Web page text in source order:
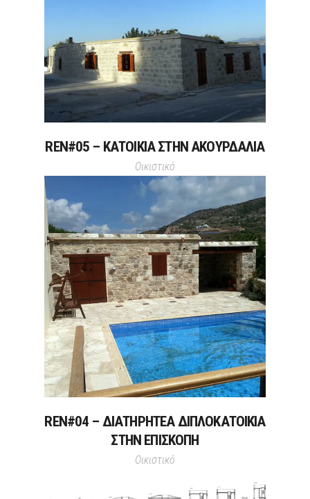
REN#05 – ΚΑΤΟΙΚΙΑ ΣΤΗΝ ΑΚΟΥΡΔΑΛΙΑ
Οικιστικό
REN#04 – ΔΙΑΤΗΡΗΤΕΑ ΔΙΠΛΟΚΑΤΟΙΚΙΑ
ΣΤΗΝ ΕΠΙΣΚΟΠΗ
Οικιστικό